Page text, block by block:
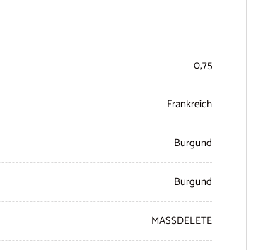
0,75
Frankreich
Burgund
Burgund
MASSDELETE